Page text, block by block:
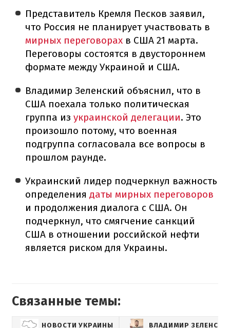
Представитель Кремля Песков заявил,
что Россия не планирует участвовать в
мирных переговорах в США 21 марта.
Переговоры состоятся в двустороннем
формате между Украиной и США.
Владимир Зеленский объяснил, что в
США поехала только политическая
группа изукраинской делегации. Это
произошло потому, что военная
подгруппа согласовала все вопросы в
прошлом раунде.
Украинский лидер подчеркнул важность
определениядаты мирных переговоров
и продолжения диалога с США. Он
подчеркнул, что смягчение санкций
США в отношении российской нефти
является риском для Украины.
Связанные темы:
НОВОСТИ УКРАИНЫ ВЛАДИМИР